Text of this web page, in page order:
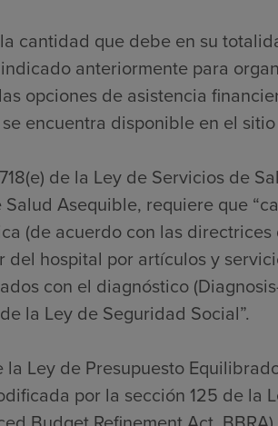
cantidad que debe en su
anteriormente para
opciones de asistencia
encuentra disponible en el
de la Ley de Servicios de
Asequible, requiere que
(de acuerdo con las
del hospital por artículos y
con el diagnóstico
la Ley de Seguridad Social”.
la Ley de Presupuesto
por la sección 125 de la